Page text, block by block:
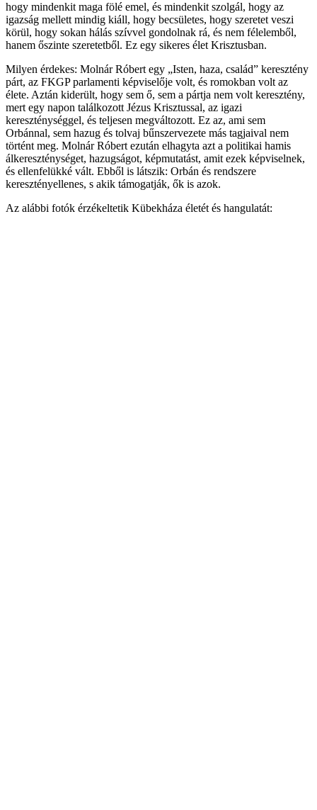
hogy mindenkit maga fölé emel, és mindenkit szolgál, hogy az
igazság mellett mindig kiáll, hogy becsületes, hogy szeretet veszi
körül, hogy sokan hálás szívvel gondolnak rá, és nem félelemből,
hanem őszinte szeretetből. Ez egy sikeres élet Krisztusban.
Milyen érdekes: Molnár Róbert egy „Isten, haza, család” keresztény
párt, az FKGP parlamenti képviselője volt, és romokban volt az
élete. Aztán kiderült, hogy sem ő, sem a pártja nem volt keresztény,
mert egy napon találkozott Jézus Krisztussal, az igazi
kereszténységgel, és teljesen megváltozott. Ez az, ami sem
Orbánnal, sem hazug és tolvaj bűnszervezete más tagjaival nem
történt meg. Molnár Róbert ezután elhagyta azt a politikai hamis
álkereszténységet, hazugságot, képmutatást, amit ezek képviselnek,
és ellenfelükké vált. Ebből is látszik: Orbán és rendszere
keresztényellenes, s akik támogatják, ők is azok.
Az alábbi fotók érzékeltetik Kübekháza életét és hangulatát: